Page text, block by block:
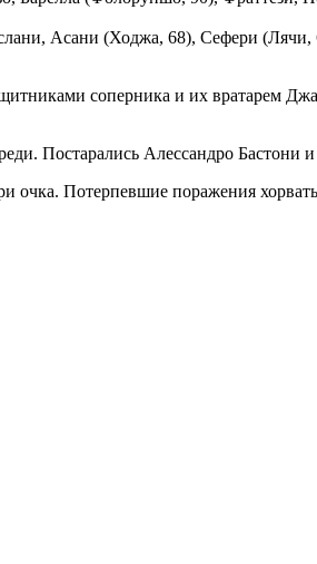
Асани (Ходжа, 68), Сефери (Лячи,
соперника и их вратарем
Постарались Алессандро Бастони
Потерпевшие поражения